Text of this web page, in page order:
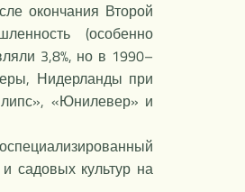
окончания Второй
(особенно
3,8%, но в 1990–
Нидерланды при
«Юнилевер» и
садовых культур на